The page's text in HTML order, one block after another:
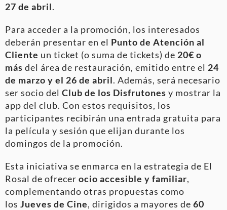
27 de abril.
Para acceder a la promoción, los interesados
deberán presentar en el Punto de Atención al
Cliente un ticket (o suma de tickets) de 20€ o
más del área de restauración, emitido entre el 24
de marzo y el 26 de abril. Además, será necesario
ser socio del Club de los Disfrutones y mostrar la
app del club. Con estos requisitos, los
participantes recibirán una entrada gratuita para
la película y sesión que elijan durante los
domingos de la promoción.
Esta iniciativa se enmarca en la estrategia de El
Rosal de ofrecer ocio accesible y familiar,
complementando otras propuestas como
los Jueves de Cine, dirigidos a mayores de 60